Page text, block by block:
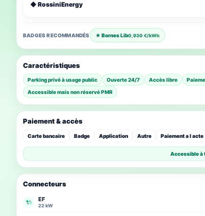
◆ RossiniEnergy
BADGES RECOMMANDÉS ★ Bornes Lib0,930 €/kWh
Caractéristiques
Parking privé à usage public Ouverte 24/7 Accès libre
Accessible mais non réservé PMR
Connecteurs
🔌 EF
22 kW
Paiement & accès
Carte bancaire Badge Application Autre Paiement a l acte
Accessible à